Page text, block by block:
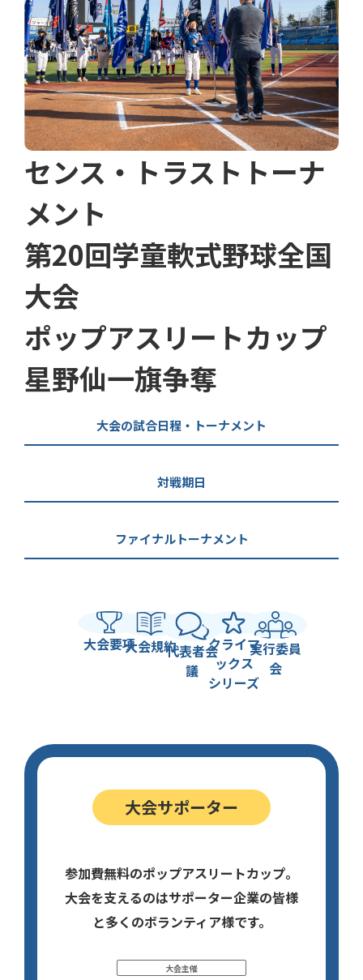
センス・トラストトーナ
メント
第20回学童軟式野球全国
大会
ポップアスリートカップ
星野仙一旗争奪
大会の試合日程・トーナメント
対戦期日
ファイナルトーナメント
大会要項大会規約代表者会
議
クライマ
ックス
シリーズ
実行委員
会
大会サポーター
参加費無料のポップアスリートカップ。
大会を支えるのはサポーター企業の皆様
と多くのボランティア様です。
大会主催